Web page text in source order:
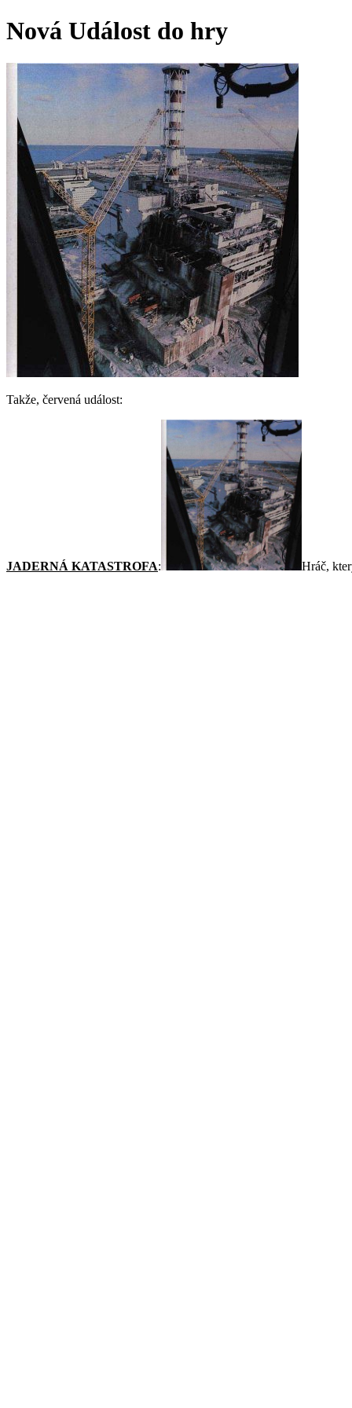
Nová Událost do hry
Takže, červená událost:
JADERNÁ KATASTROFA: Hráč,